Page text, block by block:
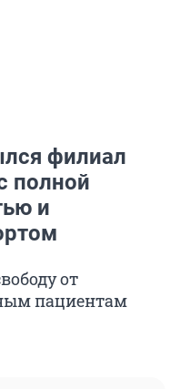
филиал
полной
и
от
пациентам